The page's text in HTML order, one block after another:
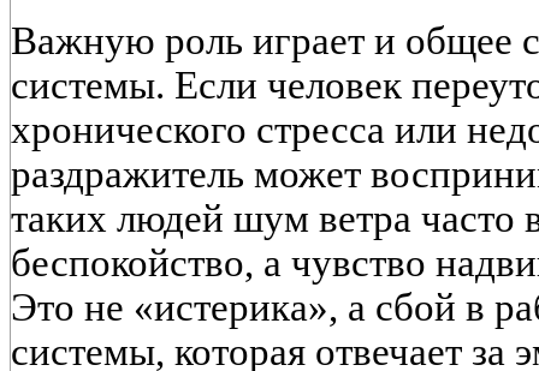
Важную роль играет и общее
системы. Если человек
хронического стресса или
раздражитель может
таких людей шум ветра часто
беспокойство, а чувство
Это не «истерика», а сбой в
системы, которая отвечает